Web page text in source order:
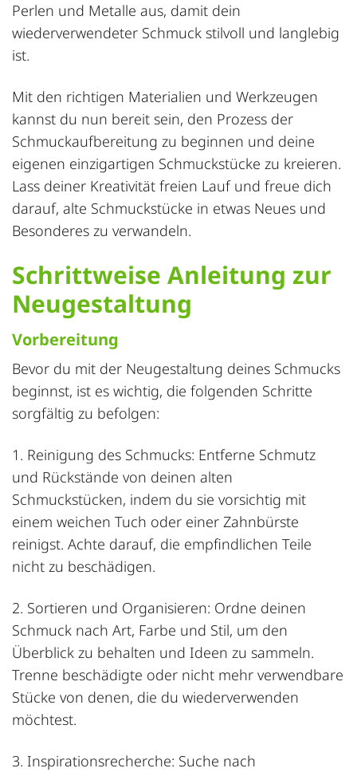
Perlen und Metalle aus, damit dein
wiederverwendeter Schmuck stilvoll und langlebig
ist.
Mit den richtigen Materialien und Werkzeugen
kannst du nun bereit sein, den Prozess der
Schmuckaufbereitung zu beginnen und deine
eigenen einzigartigen Schmuckstücke zu kreieren.
Lass deiner Kreativität freien Lauf und freue dich
darauf, alte Schmuckstücke in etwas Neues und
Besonderes zu verwandeln.
Schrittweise Anleitung zur
Neugestaltung
Vorbereitung
Bevor du mit der Neugestaltung deines Schmucks
beginnst, ist es wichtig, die folgenden Schritte
sorgfältig zu befolgen:
1. Reinigung des Schmucks: Entferne Schmutz
und Rückstände von deinen alten
Schmuckstücken, indem du sie vorsichtig mit
einem weichen Tuch oder einer Zahnbürste
reinigst. Achte darauf, die empfindlichen Teile
nicht zu beschädigen.
2. Sortieren und Organisieren: Ordne deinen
Schmuck nach Art, Farbe und Stil, um den
Überblick zu behalten und Ideen zu sammeln.
Trenne beschädigte oder nicht mehr verwendbare
Stücke von denen, die du wiederverwenden
möchtest.
3. Inspirationsrecherche: Suche nach